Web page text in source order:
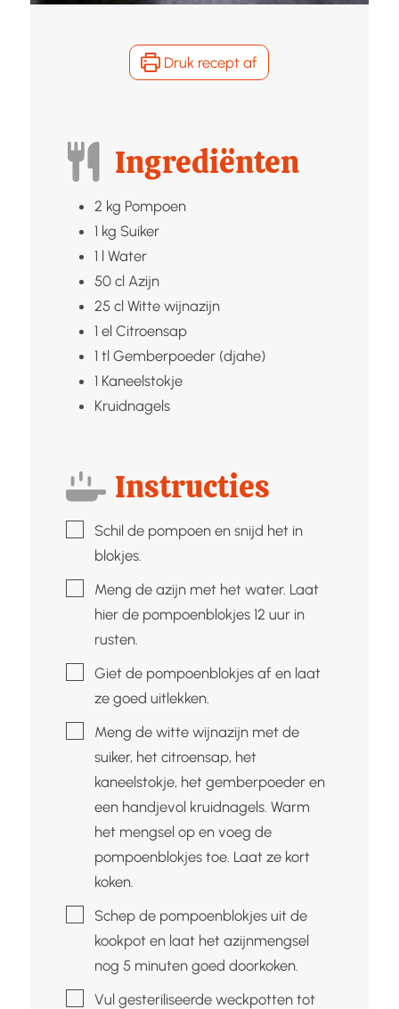
Druk recept af
Ingrediënten
2 kg Pompoen
1 kg Suiker
1 l Water
50 cl Azijn
25 cl Witte wijnazijn
1 el Citroensap
1 tl Gemberpoeder (djahe)
1 Kaneelstokje
Kruidnagels
Instructies
▢Schil de pompoen en snijd het in
blokjes.
▢Meng de azijn met het water. Laat
hier de pompoenblokjes 12 uur in
rusten.
▢
Giet de pompoenblokjes af en laat
ze goed uitlekken.
▢Meng de witte wijnazijn met de
suiker, het citroensap, het
kaneelstokje, het gemberpoeder en
een handjevol kruidnagels. Warm
het mengsel op en voeg de
pompoenblokjes toe. Laat ze kort
koken.
▢Schep de pompoenblokjes uit de
kookpot en laat het azijnmengsel
nog 5 minuten goed doorkoken.
▢Vul gesteriliseerde weckpotten tot